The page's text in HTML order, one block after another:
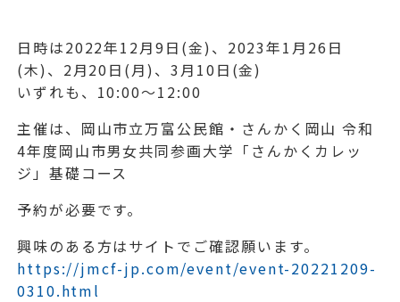
日時は2022年12月9日(金)、2023年1月26日
(木)、2月20日(月)、3月10日(金)
いずれも、10:00～12:00
主催は、岡山市立万富公民館・さんかく岡山 令和
4年度岡山市男女共同参画大学「さんかくカレッ
ジ」基礎コース
予約が必要です。
興味のある方はサイトでご確認願います。
https://jmcf-jp.com/event/event-20221209-
0310.html